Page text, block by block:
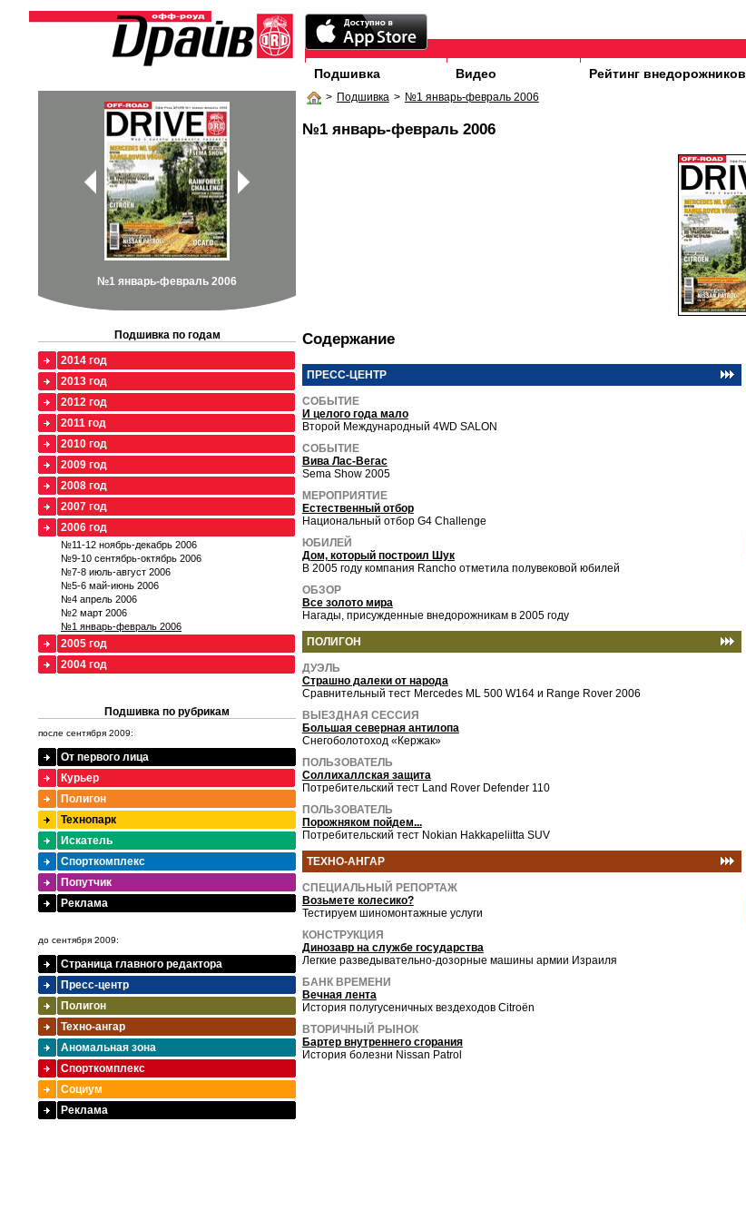
Подшивка Видео Рейтинг внедорожников
> Подшивка > №1 январь-февраль 2006
№1 январь-февраль 2006
Содержание
ПРЕСС-ЦЕНТР
СОБЫТИЕ
И целого года мало
Второй Международный 4WD SALON
СОБЫТИЕ
Вива Лас-Вегас
Sema Show 2005
МЕРОПРИЯТИЕ
Естественный отбор
Национальный отбор G4 Challenge
ЮБИЛЕЙ
Дом, который построил Шук
В 2005 году компания Rancho отметила полувековой юбилей
ОБЗОР
Все золото мира
Нагады, присужденные внедорожникам в 2005 году
ПОЛИГОН
ДУЭЛЬ
Страшно далеки от народа
Сравнительный тест Mercedes ML 500 W164 и Range Rover 2006
ВЫЕЗДНАЯ СЕССИЯ
Большая северная антилопа
Снегоболотоход «Кержак»
ПОЛЬЗОВАТЕЛЬ
Соллихаллская защита
Потребительский тест Land Rover Defender 110
ПОЛЬЗОВАТЕЛЬ
Порожняком пойдем...
Потребительский тест Nokian Hakkapeliitta SUV
ТЕХНО-АНГАР
СПЕЦИАЛЬНЫЙ РЕПОРТАЖ
Возьмете колесико?
Тестируем шиномонтажные услуги
КОНСТРУКЦИЯ
Динозавр на службе государства
Легкие разведывательно-дозорные машины армии Израиля
БАНК ВРЕМЕНИ
Вечная лента
История полугусеничных вездеходов Citroёn
ВТОРИЧНЫЙ РЫНОК
Бартер внутреннего сгорания
История болезни Nissan Patrol
№1 январь-февраль 2006
Подшивка по годам
2014 год
2013 год
2012 год
2011 год
2010 год
2009 год
2008 год
2007 год
2006 год
№11-12 ноябрь-декабрь 2006
№9-10 сентябрь-октябрь 2006
№7-8 июль-август 2006
№5-6 май-июнь 2006
№4 апрель 2006
№2 март 2006
№1 январь-февраль 2006
2005 год
2004 год
Подшивка по рубрикам
после сентября 2009:
От первого лица
Курьер
Полигон
Технопарк
Искатель
Спорткомплекс
Попутчик
Реклама
до сентября 2009:
Страница главного редактора
Пресс-центр
Полигон
Техно-ангар
Аномальная зона
Спорткомплекс
Социум
Реклама